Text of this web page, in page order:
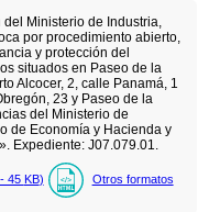
Ministerio de Industria,
por procedimiento abierto,
y protección del
situados en Paseo de la
Alcocer, 2, calle Panamá, 1
23 y Paseo de la
del Ministerio de
de Economía y Hacienda y
Expediente: J07.079.01.
- 45 KB) Otros formatos